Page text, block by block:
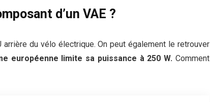
d’un VAE ?
du vélo électrique. On peut également le retrouver
européenne limite sa puissance à 250 W. Comment